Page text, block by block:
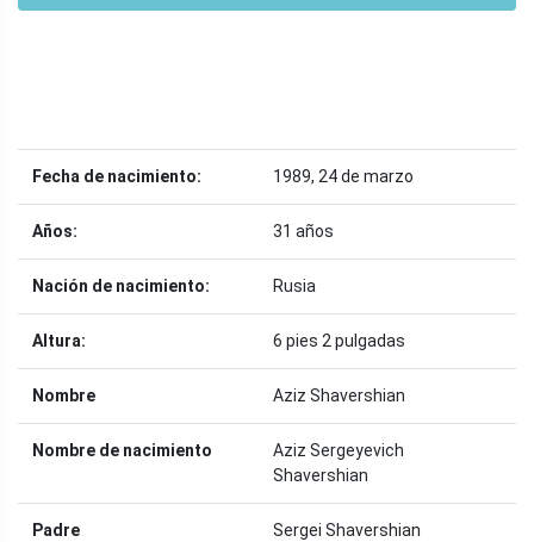
Fecha de nacimiento: 1989, 24 de marzo
Años: 31 años
Nación de nacimiento: Rusia
Altura: 6 pies 2 pulgadas
Nombre Aziz Shavershian
Nombre de nacimiento
Aziz Sergeyevich
Shavershian
Padre Sergei Shavershian